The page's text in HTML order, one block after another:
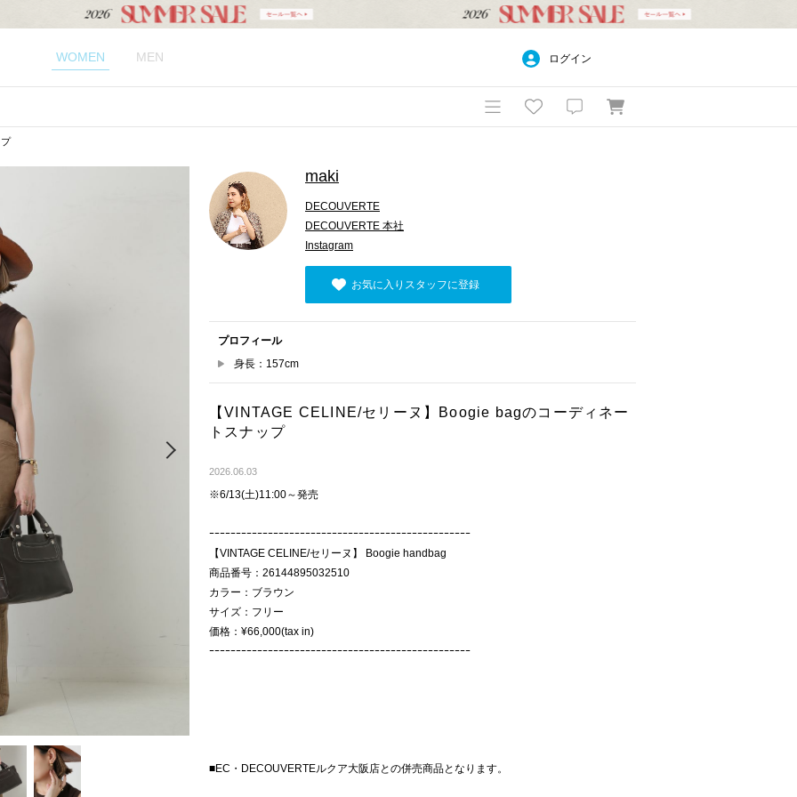
WOMEN MEN ログイン
maki
DECOUVERTE
DECOUVERTE 本社
Instagram
お気に入りスタッフに登録
プロフィール
身長：157cm
【VINTAGE CELINE/セリーヌ】Boogie bagのコーディネー
トスナップ
2026.06.03
※6/13(土)11:00～発売
ｰｰｰｰｰｰｰｰｰｰｰｰｰｰｰｰｰｰｰｰｰｰｰｰｰｰｰｰｰｰｰｰｰｰｰｰｰｰｰｰｰｰｰｰｰｰｰｰｰ
【VINTAGE CELINE/セリーヌ】 Boogie handbag
商品番号：26144895032510
カラー：ブラウン
サイズ：フリー
価格：¥66,000(tax in)
ｰｰｰｰｰｰｰｰｰｰｰｰｰｰｰｰｰｰｰｰｰｰｰｰｰｰｰｰｰｰｰｰｰｰｰｰｰｰｰｰｰｰｰｰｰｰｰｰｰ
■EC・DECOUVERTEルクア大阪店との併売商品となります。